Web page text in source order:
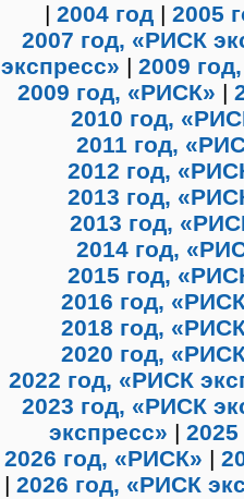
|2004 год |2005
2007 год, «РИСК
экспресс» |2009
2009 год, «РИСК» |
2010 год,
2011 год,
2012 год,
2013 год,
2013 год,
2014 год,
2015 год,
2016 год,
2018 год,
2020 год,
2022 год, «РИСК
2023 год, «РИСК
экспресс» |
2026 год, «РИСК» |
|2026 год, «РИСК